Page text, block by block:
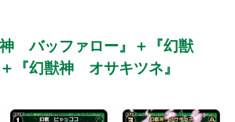
神 バッファロー』＋『幻獣
『幻獣神 オサキツネ』